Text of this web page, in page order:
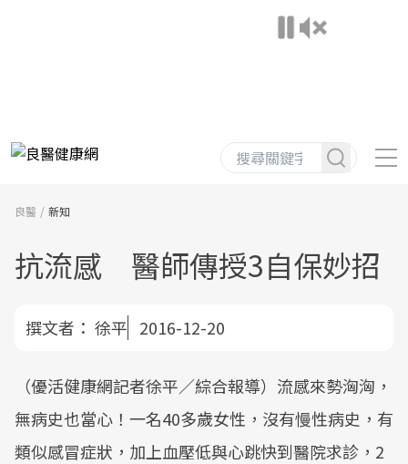
良醫 新知
抗流感 醫師傳授3自保妙招
撰文者： 徐平 2016-12-20
（優活健康網記者徐平／綜合報導）流感來勢洶洶，
無病史也當心！一名40多歲女性，沒有慢性病史，有
類似感冒症狀，加上血壓低與心跳快到醫院求診，2